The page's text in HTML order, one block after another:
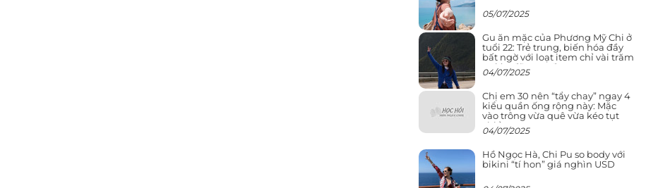
05/07/2025
Gu ăn mặc của Phương Mỹ Chi ở
tuổi 22: Trẻ trung, biến hóa đầy
bất ngờ với loạt item chỉ vài trăm
nghìn đã mua được
04/07/2025
Chị em 30 nên “tẩy chay” ngay 4
kiểu quần ống rộng này: Mặc
vào trông vừa quê vừa kéo tụt
chiều cao
04/07/2025
Hồ Ngọc Hà, Chi Pu so body với
bikini “tí hon” giá nghìn USD